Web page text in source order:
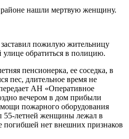
нашли мертвую женщину.
пожилую жительницу
обратиться в полицию.
пенсионерка, ее соседка, в
пес, длительное время не
АН «Оперативное
вечером в дом прибыли
пожарного оборудования
55-летней женщины лежал в
погибшей нет внешних признаков